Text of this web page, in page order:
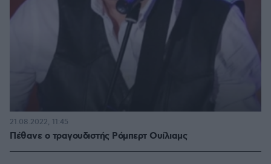
Πέθανε ο τραγουδιστής Ρόμπερτ Ουίλιαμς
21.08.2022, 11:45